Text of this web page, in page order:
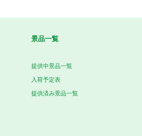
景品一覧
提供中景品一覧
入荷予定表
提供済み景品一覧